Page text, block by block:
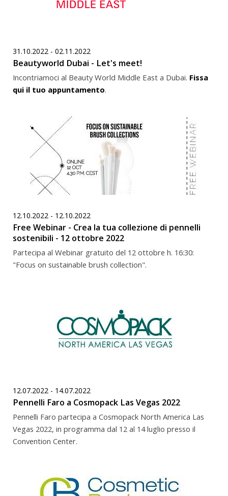
31.10.2022 - 02.11.2022
Beautyworld Dubai - Let's meet!
Incontriamoci al Beauty World Middle East a Dubai. Fissa
qui il tuo appuntamento.
12.10.2022 - 12.10.2022
Free Webinar - Crea la tua collezione di pennelli
sostenibili - 12 ottobre 2022
Partecipa al Webinar gratuito del 12 ottobre h. 16:30:
"Focus on sustainable brush collection".
12.07.2022 - 14.07.2022
Pennelli Faro a Cosmopack Las Vegas 2022
Pennelli Faro partecipa a Cosmopack North America Las
Vegas 2022, in programma dal 12 al 14 luglio presso il
Convention Center.